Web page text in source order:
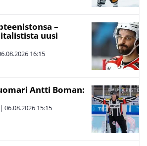
–
uusi
16:15
Antti Boman:
| 06.08.2026 15:15